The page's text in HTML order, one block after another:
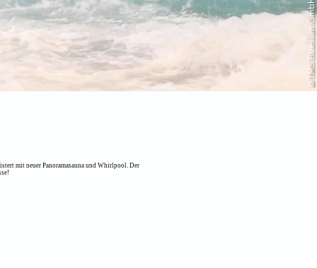
mit neuer Panoramasauna und Whirlpool. Der